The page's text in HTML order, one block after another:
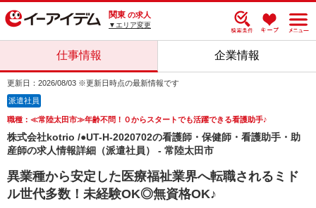
関東 の求人
▼エリア変更
仕事情報 企業情報
更新日：2026/08/03 ※更新日時点の最新情報です
派遣社員
職種：≪常陸太田市≫年齢不問！０からスタートでも活躍できる看護助手♪
株式会社kotrio /●UT-H-2020702の看護師・保健師・看護助手・助
産師の求人情報詳細（派遣社員） - 常陸太田市
異業種から安定した医療福祉業界へ転職されるミド
ル世代多数！未経験OK◎無資格OK♪